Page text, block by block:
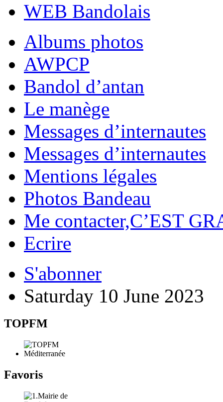
WEB Bandolais
Albums photos
AWPCP
Bandol d’antan
Le manège
Messages d’internautes
Messages d’internautes
Mentions légales
Photos Bandeau
Me contacter,C’EST
Ecrire
S'abonner
Saturday 10 June 2023
TOPFM
Favoris